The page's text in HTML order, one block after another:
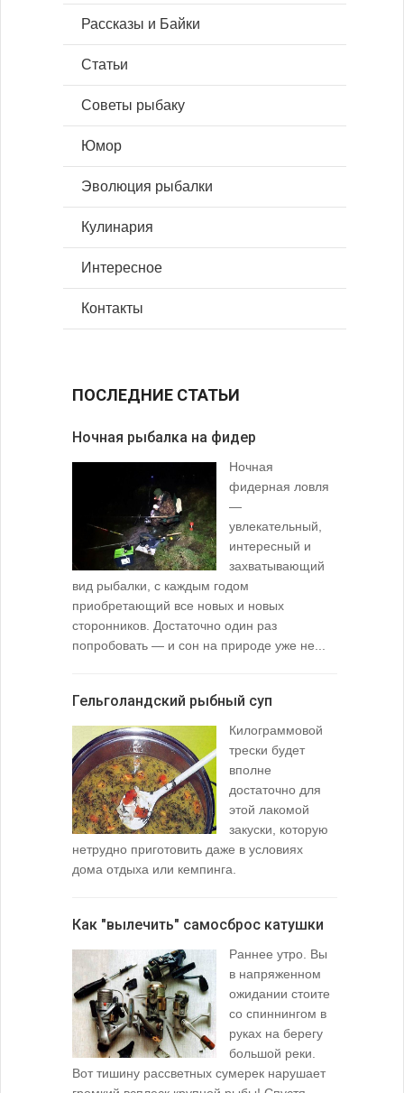
Рассказы и Байки
Статьи
Советы рыбаку
Юмор
Эволюция рыбалки
Кулинария
Интересное
Контакты
ПОСЛЕДНИЕ СТАТЬИ
Ночная рыбалка на фидер
Ночная
фидерная ловля
—
увлекательный,
интересный и
захватывающий
вид рыбалки, с каждым годом
приобретающий все новых и новых
сторонников. Достаточно один раз
попробовать — и сон на природе уже не...
Гельголандский рыбный суп
Килограммовой
трески будет
вполне
достаточно для
этой лакомой
закуски, которую
нетрудно приготовить даже в условиях
дома отдыха или кемпинга.
Как "вылечить" самосброс катушки
Раннее утро. Вы
в напряженном
ожидании стоите
со спиннингом в
руках на берегу
большой реки.
Вот тишину рассветных сумерек нарушает